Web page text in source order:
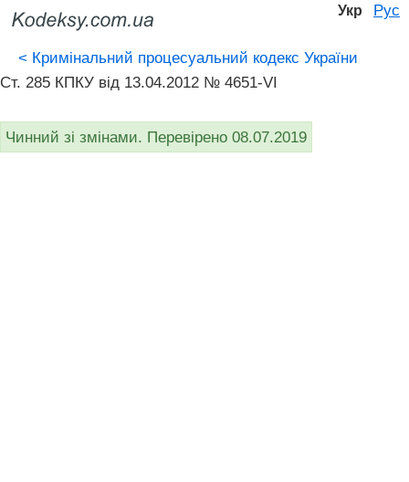
Укр Рус
< Кримінальний процесуальний кодекс України
Ст. 285 КПКУ від 13.04.2012 № 4651-VI
Чинний зі змінами. Перевірено 08.07.2019